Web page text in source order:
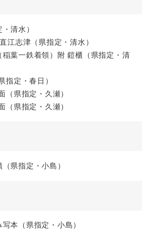
清水）
江志津（県指定・清水）
稲葉一鉄着領）附 鎧櫃（県指定・清
指定・春日）
（県指定・久瀬）
（県指定・久瀬）
県指定・小島）
本（県指定・小島）